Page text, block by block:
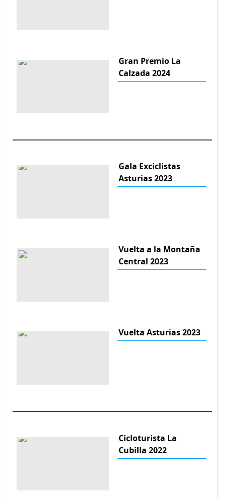
Gran Premio La
Calzada 2024
Gala Exciclistas
Asturias 2023
Vuelta a la Montaña
Central 2023
Vuelta Asturias 2023
Cicloturista La
Cubilla 2022